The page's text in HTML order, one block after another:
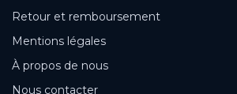
Retour et remboursement
Mentions légales
À propos de nous
Nous contacter